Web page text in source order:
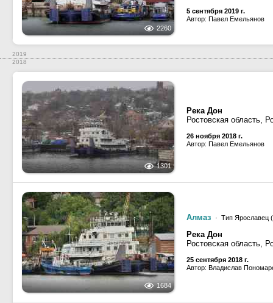
2260
5 сентября 2019 г.
Автор: Павел Емельянов
2019
2018
1301
Река Дон
Ростовская область,
26 ноября 2018 г.
Автор: Павел Емельянов
1684
Алмаз · Тип Ярославец
Река Дон
Ростовская область,
25 сентября 2018 г.
Автор: Владислав